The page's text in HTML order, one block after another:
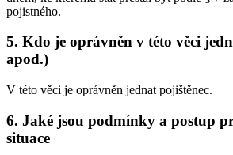
pojistného.
5. Kdo je oprávněn v této věci
apod.)
V této věci je oprávněn jednat pojištěnec.
6. Jaké jsou podmínky a postup
situace